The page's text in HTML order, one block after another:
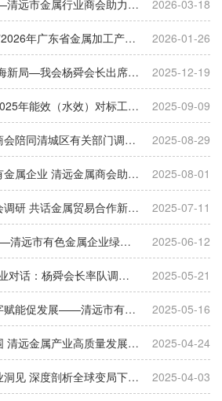
行业商会助力残障运动员逐梦奔跑 2026-03-18
高质量发展大会暨清远市金属行业商会年会圆满召开 2026-01-26
出席清远市“侨助千企万品出海”经贸洽谈会 2025-12-19
训总结会议顺利召开——杨舜会长建言行业高质量发展路径 2025-09-09
清城区有关部门调研重点企业 2025-08-29
业 清远金属商会助力行业升级 2025-08-01
研 共话金属贸易合作新机遇 2025-07-11
有色金属企业绿色转型再提速 2025-06-12
调研尚高科技，谋局清远金属产业升级新赛道 2025-05-21
远市有色金属行业走访调研活动成效显著 2025-05-16
破局之道 ——记金属行业商会会长杨舜为中青班授课 2025-04-24
度剖析全球变局下产业突围之道 2025-04-03